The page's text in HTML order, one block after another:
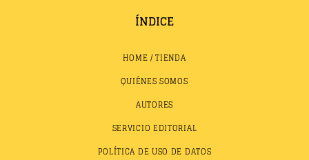
ÍNDICE
HOME / TIENDA
QUIÉNES SOMOS
AUTORES
SERVICIO EDITORIAL
POLÍTICA DE USO DE DATOS